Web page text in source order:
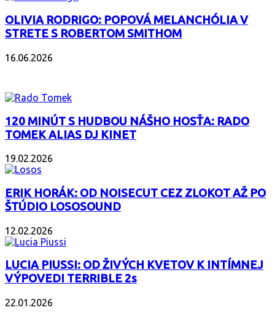
OLIVIA RODRIGO: POPOVÁ MELANCHÓLIA V
STRETE S ROBERTOM SMITHOM
16.06.2026
120 MINÚT S HUDBOU NÁŠHO HOSŤA: RADO
TOMEK ALIAS DJ KINET
19.02.2026
ERIK HORÁK: OD NOISECUT CEZ ZLOKOT AŽ PO
ŠTÚDIO LOSOSOUND
12.02.2026
LUCIA PIUSSI: OD ŽIVÝCH KVETOV K INTÍMNEJ
VÝPOVEDI TERRIBLE 2s
22.01.2026